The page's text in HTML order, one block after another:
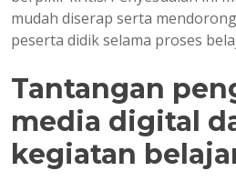
mudah diserap serta
peserta didik selama proses
Tantangan
media digital
kegiatan